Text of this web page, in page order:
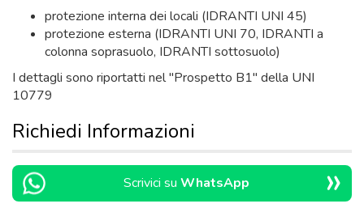
protezione interna dei locali (IDRANTI UNI 45)
protezione esterna (IDRANTI UNI 70, IDRANTI a
colonna soprasuolo, IDRANTI sottosuolo)
I dettagli sono riportatti nel "Prospetto B1" della UNI
10779
Richiedi Informazioni
Scrivici su WhatsApp »